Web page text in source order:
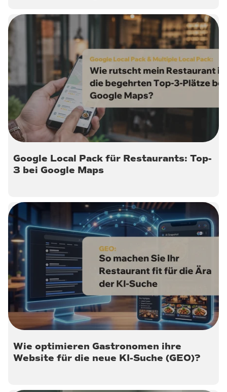
27. Mai 2026
Google Local Pack für Restaurants: Top-
3 bei Google Maps
13. Mai 2026
Wie optimieren Gastronomen ihre
Website für die neue KI-Suche (GEO)?